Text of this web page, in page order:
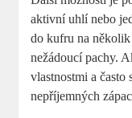
aktivní uhlí nebo
do kufru na
nežádoucí pachy.
vlastnostmi a často
nepříjemných